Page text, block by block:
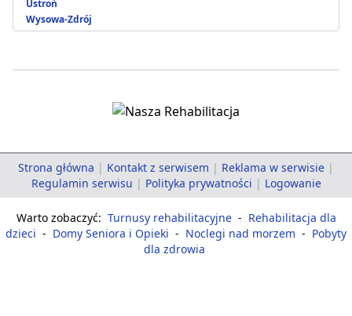
Ustroń
Wysowa-Zdrój
Strona główna | Kontakt z serwisem | Reklama w serwisie |
Regulamin serwisu | Polityka prywatności | Logowanie
Warto zobaczyć: Turnusy rehabilitacyjne - Rehabilitacja dla
dzieci - Domy Seniora i Opieki - Noclegi nad morzem - Pobyty
dla zdrowia